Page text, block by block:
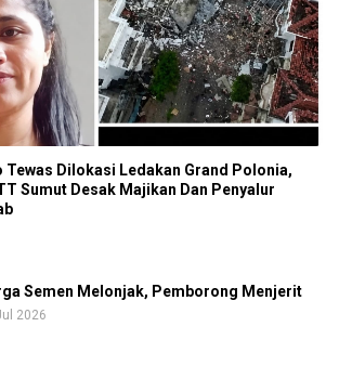
Tewas Dilokasi Ledakan Grand Polonia,
Sumut Desak Majikan Dan Penyalur
Semen Melonjak, Pemborong Menjerit
2026